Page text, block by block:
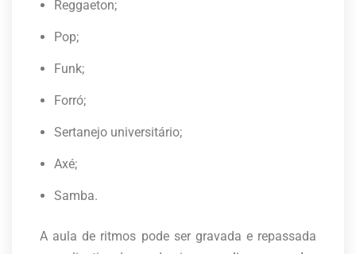
Reggaeton;
Pop;
Funk;
Forró;
Sertanejo universitário;
Axé;
Samba.
A aula de ritmos pode ser gravada e repassada